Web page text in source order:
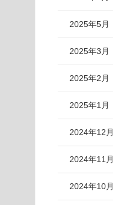
2025年5月
2025年3月
2025年2月
2025年1月
2024年12月
2024年11月
2024年10月